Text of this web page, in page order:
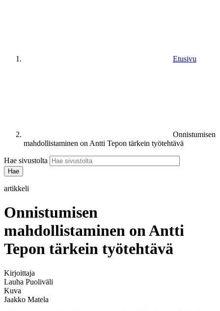
Etusivu
Onnistumisen
mahdollistaminen on Antti Tepon tärkein työtehtävä
Hae sivustolta
artikkeli
Onnistumisen
mahdollistaminen on Antti
Tepon tärkein työtehtävä
Kirjoittaja
Lauha Puoliväli
Kuva
Jaakko Matela